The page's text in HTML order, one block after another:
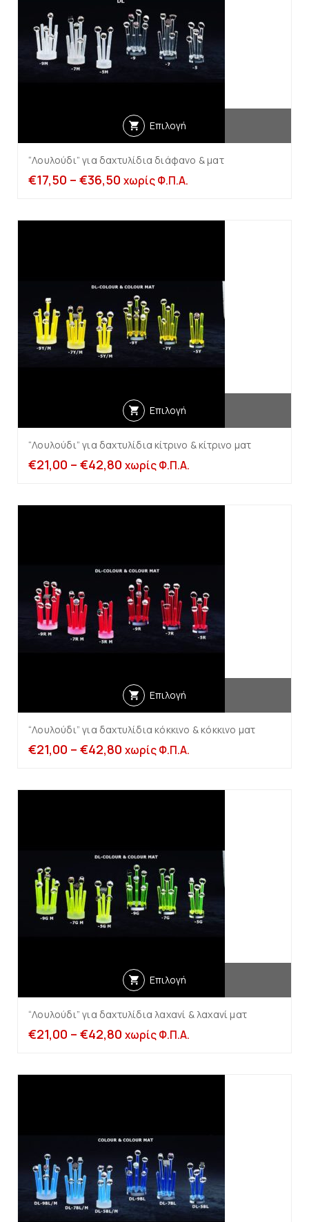
Επιλογή
“Λουλούδι” για δαχτυλίδια διάφανο & ματ
€17,50 – €36,50 χωρίς Φ.Π.Α.
Επιλογή
“Λουλούδι” για δαχτυλίδια κίτρινο & κίτρινο ματ
€21,00 – €42,80 χωρίς Φ.Π.Α.
Επιλογή
“Λουλούδι” για δαχτυλίδια κόκκινο & κόκκινο ματ
€21,00 – €42,80 χωρίς Φ.Π.Α.
Επιλογή
“Λουλούδι” για δαχτυλίδια λαχανί & λαχανί ματ
€21,00 – €42,80 χωρίς Φ.Π.Α.